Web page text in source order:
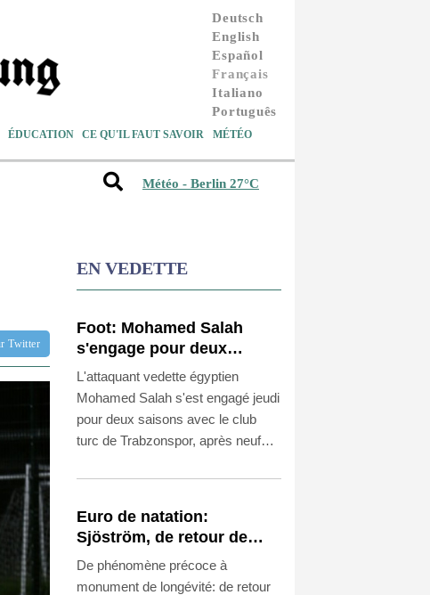
Deutsch
English
Español
Français
Italiano
Português
ÉDUCATION CE QU'IL FAUT SAVOIR MÉTÉO
Météo - Berlin 27°C
sur Twitter
EN VEDETTE
Foot: Mohamed Salah
s'engage pour deux
saisons avec Trabzonspor
L'attaquant vedette égyptien
Mohamed Salah s'est engagé jeudi
pour deux saisons avec le club
turc de Trabzonspor, après neuf
Angleterre à Liverpool.
Euro de natation:
Sjöström, de retour de
maternité, continue à 32
ans de défier le temps
De phénomène précoce à
monument de longévité: de retour